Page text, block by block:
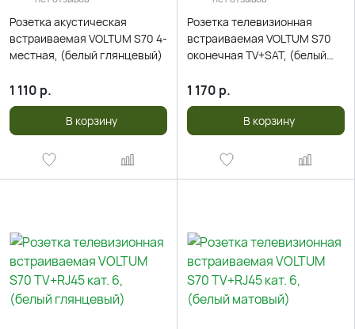
Розетка акустическая
встраиваемая VOLTUM S70 4-
местная, (белый глянцевый)
1 110 р.
В корзину
Розетка телевизионная
встраиваемая VOLTUM S70
оконечная TV+SAT, (белый
1 170 р.
В корзину